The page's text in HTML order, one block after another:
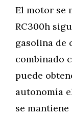
El motor se
RC300h
gasolina de
combinado
puede
autonomía
se mantiene